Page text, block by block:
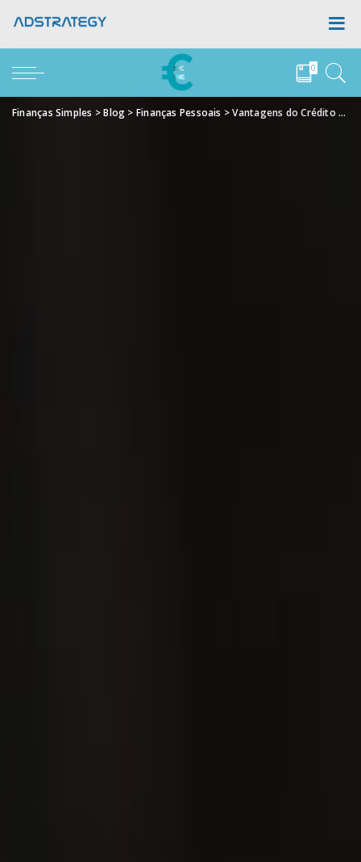
0
Finanças Simples >Blog > Finanças Pessoais >Vantagens do Crédito Consolidado para Quem Tem Várias Dívidas